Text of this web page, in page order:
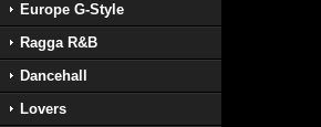
Europe G-Style
Ragga R&B
Dancehall
Lovers